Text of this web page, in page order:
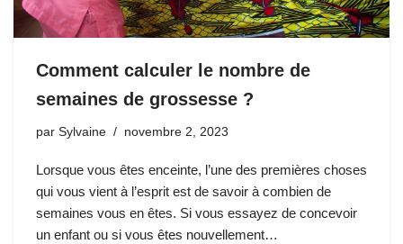
Comment calculer le nombre de
semaines de grossesse ?
par Sylvaine novembre 2, 2023
Lorsque vous êtes enceinte, l’une des premières choses
qui vous vient à l’esprit est de savoir à combien de
semaines vous en êtes. Si vous essayez de concevoir
un enfant ou si vous êtes nouvellement…